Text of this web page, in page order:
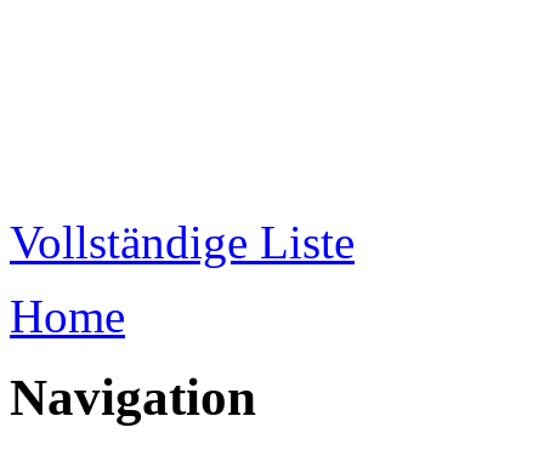
Vollständige Liste
Sie sind hier
Home
Navigation